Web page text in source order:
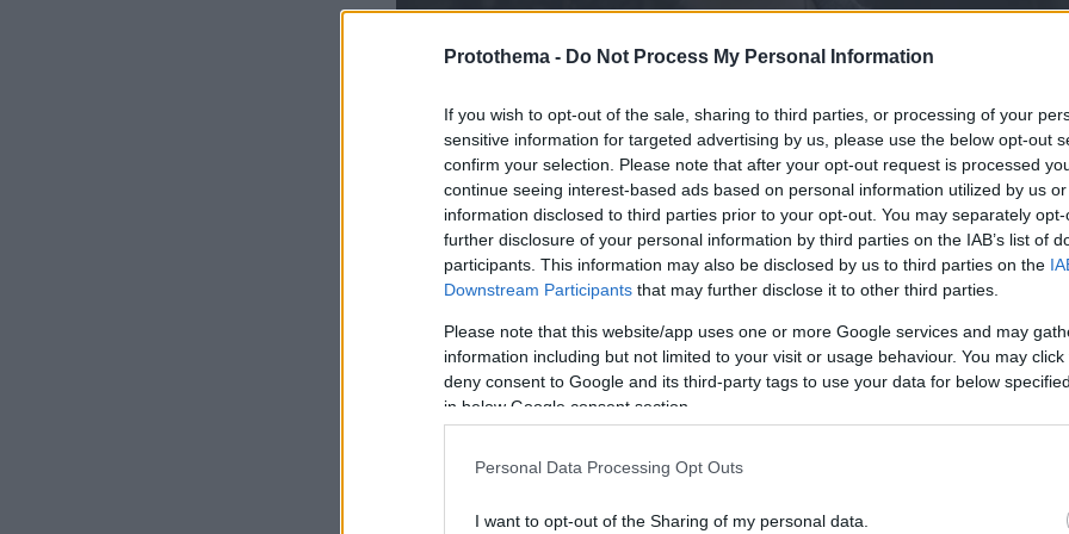
Protothema - Do Not Process My Personal Information
If you wish to opt-out of the sale, sharing to third parties, or processing of your
sensitive information for targeted advertising by us, please use the below opt-out
confirm your selection. Please note that after your opt-out request is processed
continue seeing interest-based ads based on personal information utilized by us
information disclosed to third parties prior to your opt-out. You may separately
further disclosure of your personal information by third parties on the IAB’s list of
participants. This information may also be disclosed by us to third parties on the
Downstream Participants that may further disclose it to other third parties.
Please note that this website/app uses one or more Google services and may
information including but not limited to your visit or usage behaviour. You may
deny consent to Google and its third-party tags to use your data for below
in below Google consent section.
Personal Data Processing Opt Outs
I want to opt-out of the Sharing of my personal data.
Το τραγούδι μεταφέρεται στις οθόνες μας μέσα από ένα
κινηματογραφικό και γεμάτο συμβολισμούς music video.
Συμπρωταγωνιστούν οι ηθοποιοί Δημήτρης Λάλος και
Μαριλίτα Λαμπροπούλου, τις σκηνές των οποίων «ντύνει»
στη σειρά το «Πύρινες Καρδιές».
Με το «Πύρινες Καρδιές» συνεχίζεται ο φετινός κύκλος
Alpha, που προβάλλεται από Δευτέρα έως Πέμπτη στις